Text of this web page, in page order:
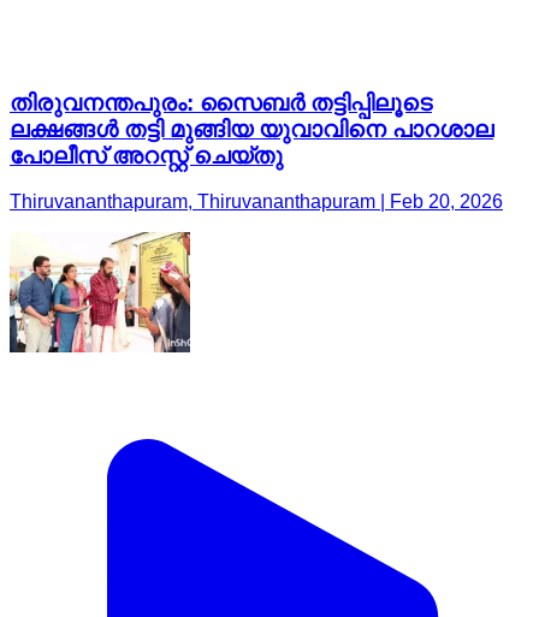
തിരുവനന്തപുരം: സൈബർ തട്ടിപ്പിലൂടെ
ലക്ഷങ്ങൾ തട്ടി മുങ്ങിയ യുവാവിനെ പാറശാല
പോലീസ് അറസ്റ്റ് ചെയ്തു
Thiruvananthapuram, Thiruvananthapuram | Feb 20, 2026